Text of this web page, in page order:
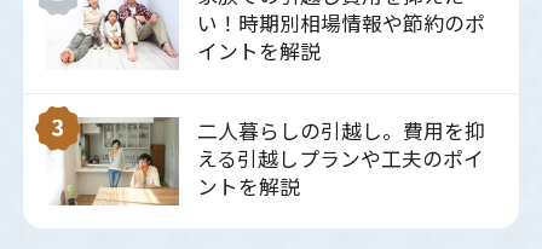
い！時期別相場情報や節約のポ
イントを解説
二人暮らしの引越し。費用を抑
える引越しプランや工夫のポイ
ントを解説